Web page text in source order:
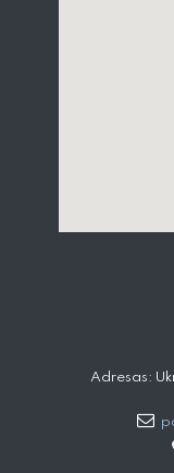
Adresas: